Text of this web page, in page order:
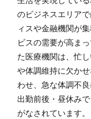
のビジネスエリア
ィスや金融機関が
ビスの需要が高ま
た医療機関は、忙
や体調維持に欠か
わせ、急な体調不
出勤前後・昼休み
がなされています。